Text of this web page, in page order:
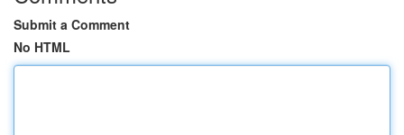
Submit a Comment
No HTML